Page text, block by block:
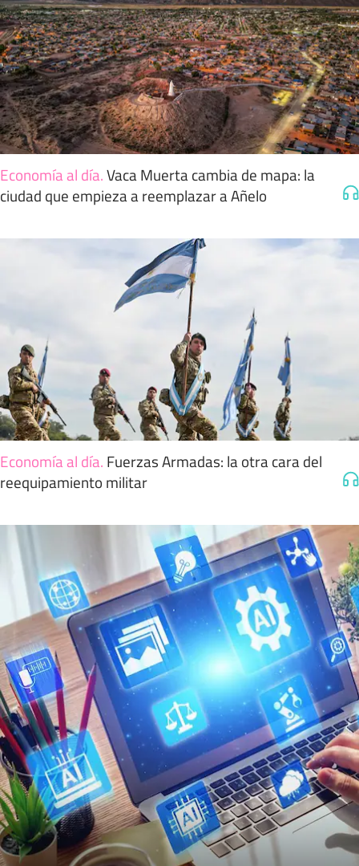
Economía al día.Vaca Muerta cambia de mapa: la
ciudad que empieza a reemplazar a Añelo
Economía al día. Fuerzas Armadas: la otra cara del
reequipamiento militar